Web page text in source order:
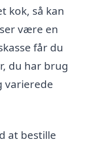
kok, så kan
være en
får du
du har brug
varierede
at bestille